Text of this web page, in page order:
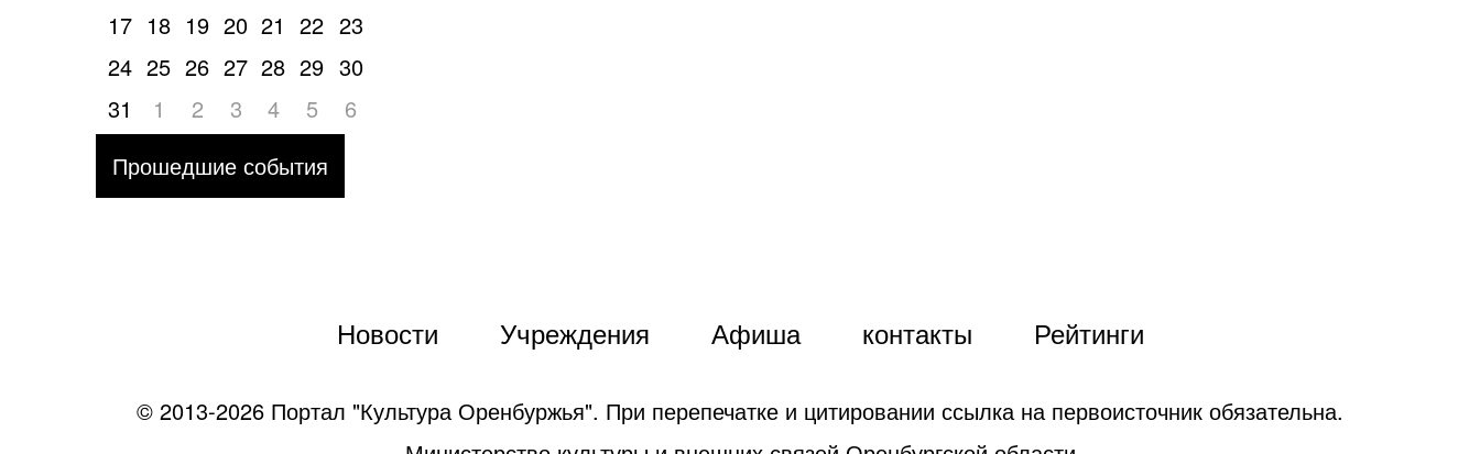
17 18 19 20 21 22 23
24 25 26 27 28 29 30
31
1 2 3 4 5
6
Прошедшие события
Новости Учреждения Афиша контакты Рейтинги
© 2013-2026 Портал "Культура Оренбуржья". При перепечатке и цитировании ссылка на первоисточник обязательна.